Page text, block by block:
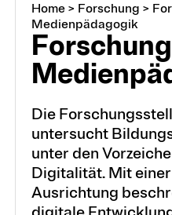
Home> Forschung >
Medienpädagogik
Die
untersucht
unter den
Digitalität. Mit
Ausrichtung